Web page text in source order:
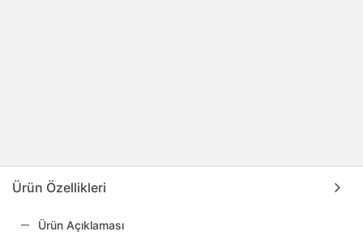
Ürün Özellikleri
Ürün Açıklaması